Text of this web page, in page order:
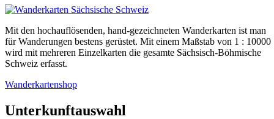
Mit den hochauflösenden, hand-gezeichneten Wanderkarten ist man
für Wanderungen bestens gerüstet. Mit einem Maßstab von 1 : 10000
wird mit mehreren Einzelkarten die gesamte Sächsisch-Böhmische
Schweiz erfasst.
Wanderkartenshop
Unterkunftauswahl